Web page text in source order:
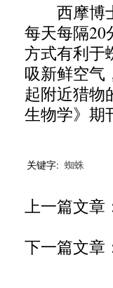
西摩博士
每天每隔20
方式有利于
吸新鲜空气
起附近猎物
生物学》期
关键字: 蜘蛛
上一篇文章
下一篇文章